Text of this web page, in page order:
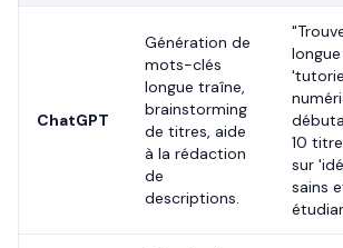
ChatGPT
Génération de
mots-clés
longue traîne,
brainstorming
de titres, aide
à la rédaction
de
descriptions.
10
sur
sains